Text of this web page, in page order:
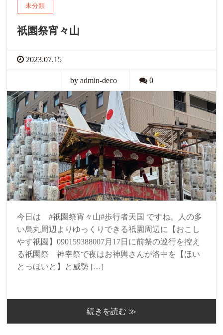
未分類
祇園祭宵々山
2023.07.15
by admin-deco 0
今日は #祇園祭宵々山#歩行者天国 ですね。人の多
い烏丸周辺よりゆっくりできる祇園周辺に【おこし
やす祇園】090159388007月17日に前祭の巡行を控え
る祇園祭 神幸祭で夜はお神輿さんが洛中を【ほい
とっほいと】と威勢 […]
続きを読む ≫